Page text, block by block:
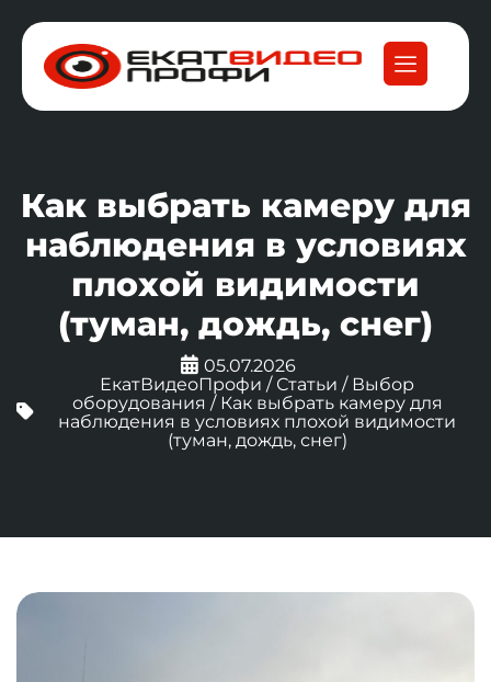
Как выбрать камеру для
наблюдения в условиях
плохой видимости
(туман, дождь, снег)
05.07.2026
ЕкатВидеоПрофи / Статьи / Выбор
оборудования /Как выбрать камеру для
наблюдения в условиях плохой видимости
(туман, дождь, снег)